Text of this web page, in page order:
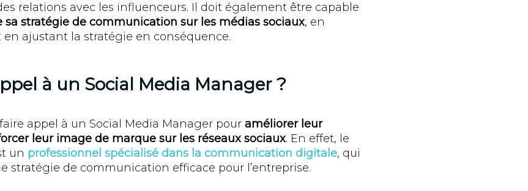
relations avec les influenceurs. Il doit également être capable
sa stratégie de communication sur les médias sociaux, en
ajustant la stratégie en conséquence.
à un Social Media Manager ?
appel à un Social Media Manager pour améliorer leur
leur image de marque sur les réseaux sociaux. En effet, le
un professionnel spécialisé dans la communication digitale, qui
stratégie de communication efficace pour l’entreprise.